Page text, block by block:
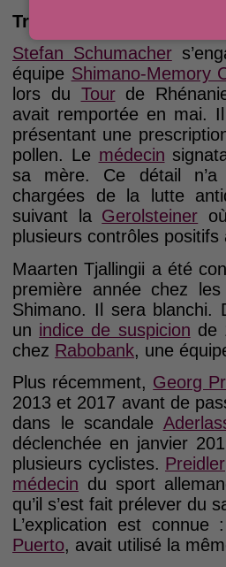
Trois affaires de dopage
Stefan Schumacher
équipe Shimano-Memory
lors du Tourde
avait remportée en mai.
présentant une
pollen. Le médecin
sa mère. Ce détail n’a
chargées de la lutte
suivant la Gerolsteiner
plusieurs contrôles positifs
Maarten Tjallingii a été
première année chez
Shimano. Il sera blanchi.
un indice de suspicion de
chez Rabobank, une
Plus récemment, Georg
2013 et 2017 avant de
dans le scandale
déclenchée en janvier
plusieurs cyclistes. Preidler
médecin du sport
qu’il s’est fait prélever du
L’explication est
Puerto, avait utilisé la